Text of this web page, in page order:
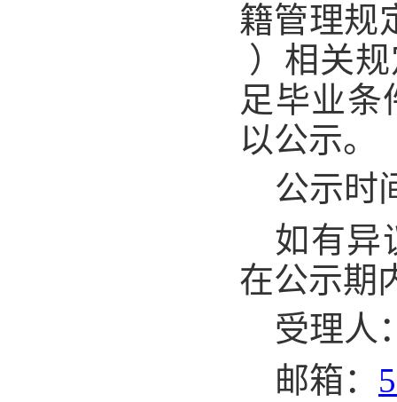
籍管理规
）相关
足毕业条
以公示。
公示时
如有异
在公示期
受理人
邮箱：